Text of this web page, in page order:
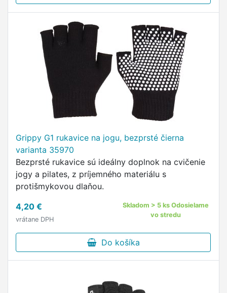
Grippy G1 rukavice na jogu, bezprsté čierna
varianta 35970
Bezprsté rukavice sú ideálny doplnok na cvičenie
jogy a pilates, z príjemného materiálu s
protišmykovou dlaňou.
4,20 €
vrátane DPH
Skladom > 5 ks Odosielame
vo stredu
Do košíka